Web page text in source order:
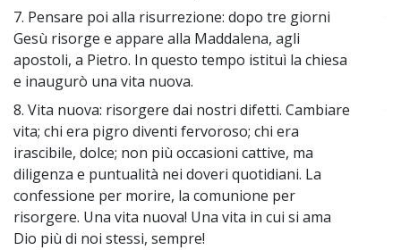
7. Pensare poi alla risurrezione: dopo tre giorni
Gesù risorge e appare alla Maddalena, agli
apostoli, a Pietro. In questo tempo istituì la chiesa
e inaugurò una vita nuova.
8. Vita nuova: risorgere dai nostri difetti. Cambiare
vita; chi era pigro diventi fervoroso; chi era
irascibile, dolce; non più occasioni cattive, ma
diligenza e puntualità nei doveri quotidiani. La
confessione per morire, la comunione per
risorgere. Una vita nuova! Una vita in cui si ama
Dio più di noi stessi, sempre!